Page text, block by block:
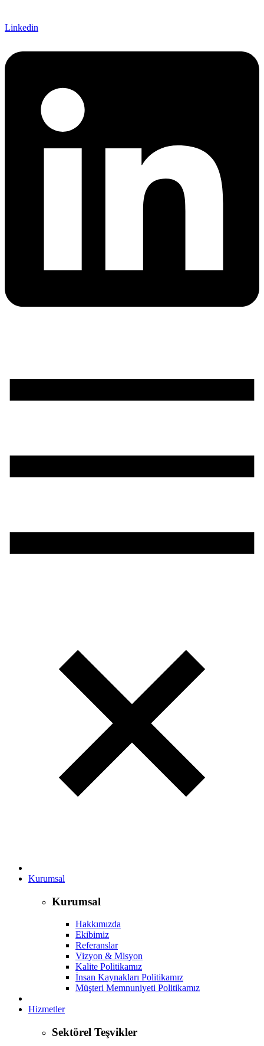
Linkedin
Kurumsal
Kurumsal
Hakkımızda
Ekibimiz
Referanslar
Vizyon & Misyon
Kalite Politikamız
İnsan Kaynakları Politikamız
Müşteri Memnuniyeti Politikamız
Hizmetler
Sektörel Teşvikler